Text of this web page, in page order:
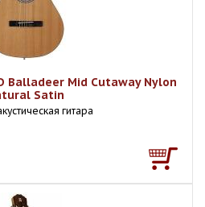
Balladeer Mid Cutaway Nylon
Satin
гитара